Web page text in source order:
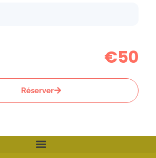
€50
Réserver